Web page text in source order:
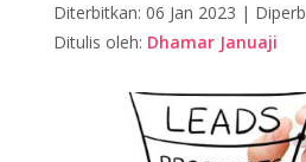
Diterbitkan: 06 Jan 2023 |
Ditulis oleh: Dhamar Januaji